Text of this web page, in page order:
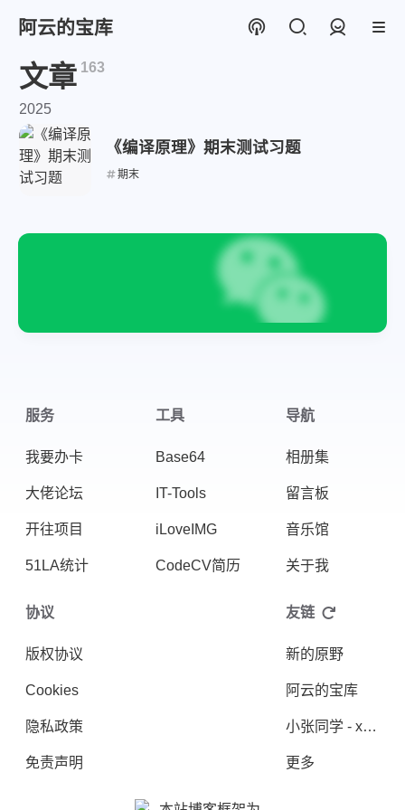
微信
阿云的宝库
文章 163
2025
《编译原理》期末测试习题
期末
服务
我要办卡
大佬论坛
开往项目
51LA统计
工具
Base64
IT-Tools
iLoveIMG
CodeCV简历
导航
相册集
留言板
音乐馆
关于我
协议
版权协议
Cookies
隐私政策
免责声明
友链
新的原野
阿云的宝库
小张同学 - xiaozhangStu
更多